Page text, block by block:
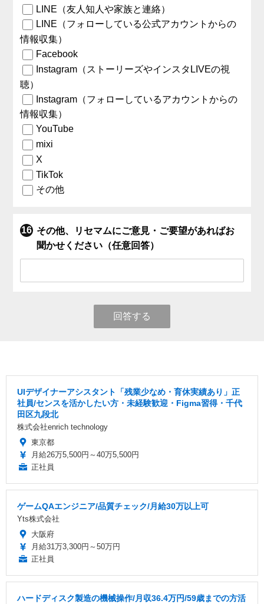
LINE（友人知人や家族と連絡）
LINE（フォローしている公式アカウントからの
情報収集）
Facebook
Instagram（ストーリーズやインスタLIVEの視
聴）
Instagram（フォローしているアカウントからの
情報収集）
YouTube
mixi
X
TikTok
その他
その他、リセマムにご意見・ご要望があればお
聞かせください（任意回答）
回答する
UIデザイナーアシスタント「残業少なめ・育休実績あり」正
社員/センスを活かしたい方・未経験歓迎・Figma習得・千代
田区九段北
株式会社enrich technology
東京都
月給26万5,500円～40万5,500円
正社員
ゲームQAエンジニア/品質チェック/月給30万以上可
Yts株式会社
大阪府
月給31万3,300円～50万円
正社員
ハードディスク製造の機械操作/月収36.4万円/59歳までの方活